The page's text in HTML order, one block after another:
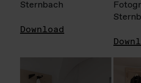
Sternbach
Download